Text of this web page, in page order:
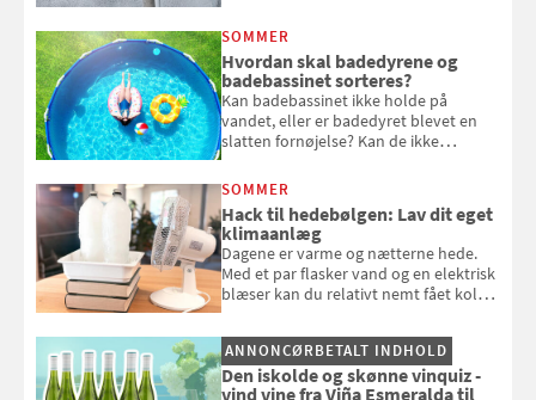
at bede naboen om at vande eller
komme hjem til døde planter
SOMMER
Hvordan skal badedyrene og
badebassinet sorteres?
Kan badebassinet ikke holde på
vandet, eller er badedyret blevet en
slatten fornøjelse? Kan de ikke
opmærksom, når du smider
badebassinet eller et badedyr ud
SOMMER
Hack til hedebølgen: Lav dit eget
klimaanlæg
Dagene er varme og nætterne hede.
Med et par flasker vand og en elektrisk
blæser kan du relativt nemt fået koldt
og se, hvordan du gør
ANNONCØRBETALT INDHOLD
Den iskolde og skønne vinquiz -
vind vine fra Viña Esmeralda til